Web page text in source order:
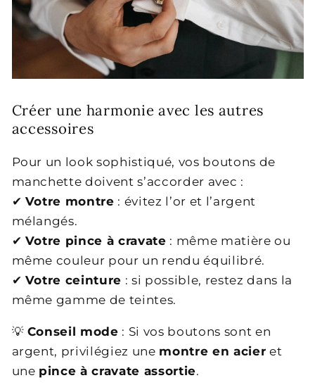
Créer une harmonie avec les autres
accessoires
Pour un look sophistiqué, vos boutons de
manchette doivent s’accorder avec :
✔ Votre montre : évitez l’or et l’argent
mélangés.
✔ Votre pince à cravate : même matière ou
même couleur pour un rendu équilibré.
✔ Votre ceinture : si possible, restez dans la
même gamme de teintes.
💡 Conseil mode : Si vos boutons sont en
argent, privilégiez une montre en acier et
une pince à cravate assortie.